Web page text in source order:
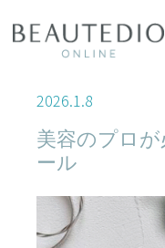
2026.1.8
美容のプロ
ール